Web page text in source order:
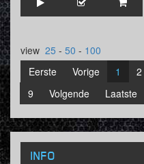
view 25 - 50 - 100
Eerste
Vorige 1 2
9
Volgende Laatste
INFO